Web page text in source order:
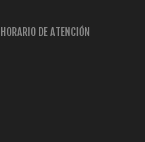
HORARIO DE ATENCIÓN